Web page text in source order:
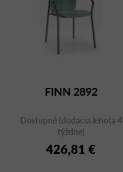
FINN 2892
Dostupné (dodacia lehota 4
týždne)
426,81 €